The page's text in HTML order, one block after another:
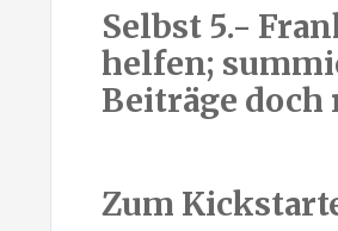
Selbst 5.-
helfen;
Beiträge
Zum